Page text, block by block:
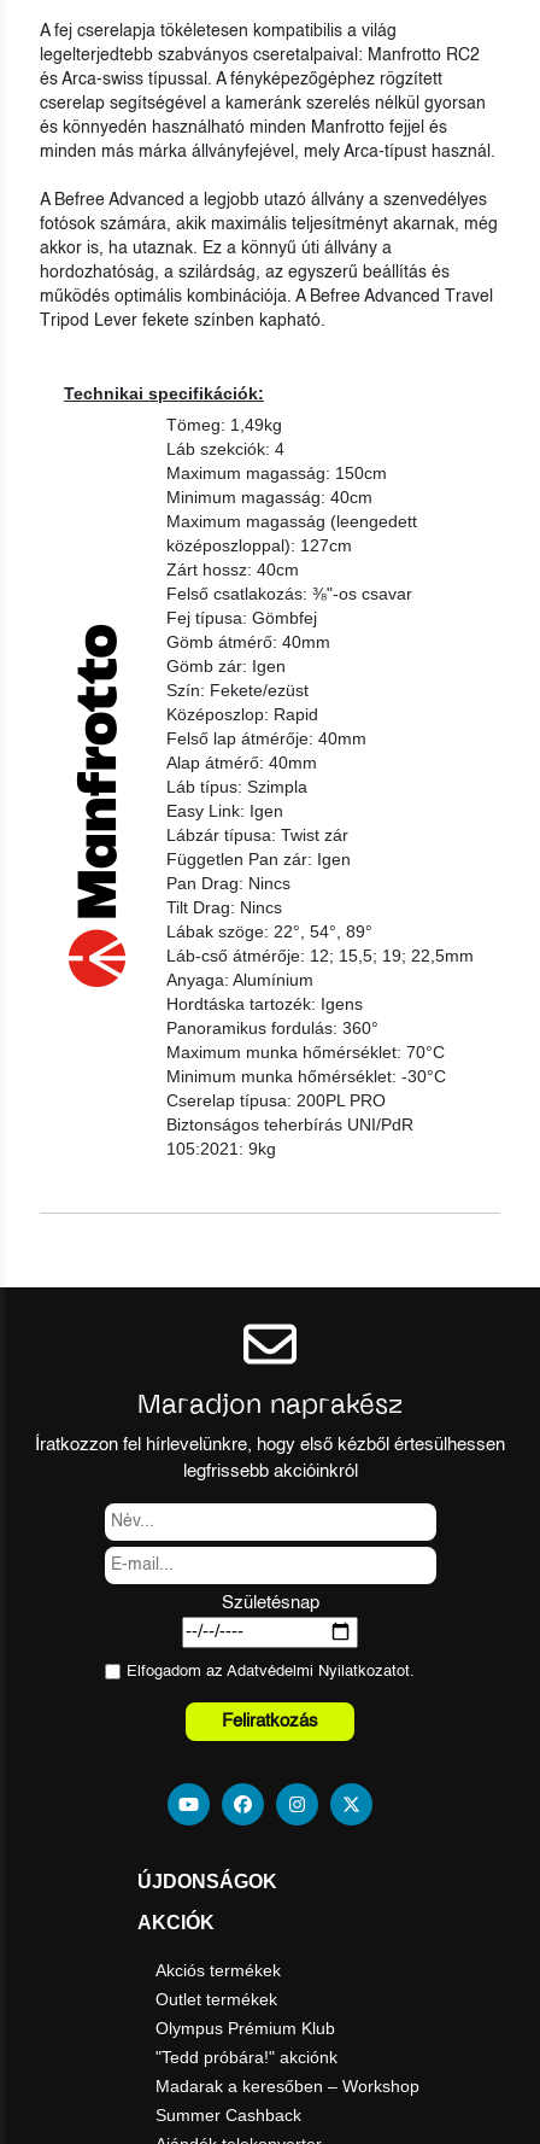
A fej cserelapja tökéletesen kompatibilis a világ
legelterjedtebb szabványos cseretalpaival: Manfrotto RC2
és Arca-swiss típussal. A fényképezőgéphez rögzített
cserelap segítségével a kameránk szerelés nélkül gyorsan
és könnyedén használható minden Manfrotto fejjel és
minden más márka állványfejével, mely Arca-típust használ.
A Befree Advanced a legjobb utazó állvány a szenvedélyes
fotósok számára, akik maximális teljesítményt akarnak, még
akkor is, ha utaznak. Ez a könnyű úti állvány a
hordozhatóság, a szilárdság, az egyszerű beállítás és
működés optimális kombinációja. A Befree Advanced Travel
Tripod Lever fekete színben kapható.
Technikai specifikációk:
Tömeg: 1,49kg
Láb szekciók: 4
Maximum magasság: 150cm
Minimum magasság: 40cm
Maximum magasság (leengedett
középoszloppal): 127cm
Zárt hossz: 40cm
Felső csatlakozás: ⅜"-os csavar
Fej típusa: Gömbfej
Gömb átmérő: 40mm
Gömb zár: Igen
Szín: Fekete/ezüst
Középoszlop: Rapid
Felső lap átmérője: 40mm
Alap átmérő: 40mm
Láb típus: Szimpla
Easy Link: Igen
Lábzár típusa: Twist zár
Független Pan zár: Igen
Pan Drag: Nincs
Tilt Drag: Nincs
Lábak szöge: 22°, 54°, 89°
Láb-cső átmérője: 12; 15,5; 19; 22,5mm
Anyaga: Alumínium
Hordtáska tartozék: Igens
Panoramikus fordulás: 360°
Maximum munka hőmérséklet: 70°C
Minimum munka hőmérséklet: -30°C
Cserelap típusa: 200PL PRO
Biztonságos teherbírás UNI/PdR
105:2021: 9kg
Maradjon naprakész
Íratkozzon fel hírlevelünkre, hogy első kézből értesülhessen
legfrissebb akcióinkról
Születésnap
Elfogadom az Adatvédelmi Nyilatkozatot.
Feliratkozás
ÚJDONSÁGOK
AKCIÓK
Akciós termékek
Outlet termékek
Olympus Prémium Klub
"Tedd próbára!" akciónk
Madarak a keresőben – Workshop
Summer Cashback